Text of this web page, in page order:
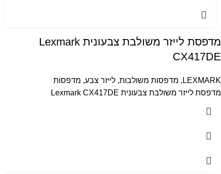
מדפסת לייזר משולבת צבעונית Lexmark
CX417DE
LEXMARK
, מדפסות משולבות, לייזר צבע, מדפסות
מדפסת לייזר משולבת צבעונית Lexmark CX417DE